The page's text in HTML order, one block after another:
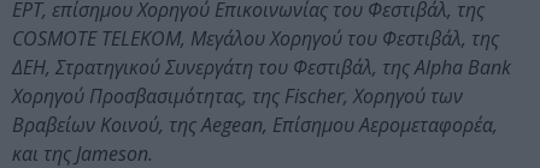
ΕΡΤ, επίσημου Χορηγού Επικοινωνίας του Φεστιβάλ, της
COSMOTE TELEKOM, Mεγάλου Xορηγού του Φεστιβάλ, της
ΔΕΗ, Στρατηγικού Συνεργάτη του Φεστιβάλ, της Alpha Bank
Χορηγού Προσβασιμότητας, της Fischer, Χορηγού των
Βραβείων Κοινού, της Aegean, Επίσημου Αερομεταφορέα,
και της Jameson.